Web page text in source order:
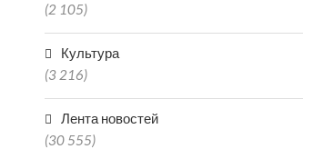
(2 105)
Культура
(3 216)
Лента новостей
(30 555)